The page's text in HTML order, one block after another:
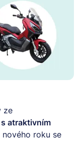
ze
atraktivním
roku se